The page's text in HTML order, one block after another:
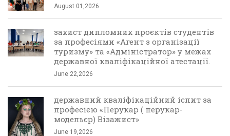
August 01,2026
захист дипломних проєктів студентів
за професіями «Агент з організації
туризму» та «Адміністратор» у межах
державної кваліфікаційної атестації.
June 22,2026
державний кваліфікаційний іспит за
професією «Перукар ( перукар-
модельєр) Візажист»
June 19,2026